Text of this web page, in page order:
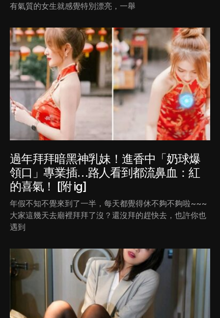
有氣質的女生就感覺特別漂亮，一舉
過年拜拜暗黑神乳妹！進香中「奶球爆
領口」專業插…路人看到都流鼻血：紅
的喜氣！ [附 ig]
年假不知不覺來到了一半，每天都覺得休不夠不夠啦~~~
大家這幾天去廟裡拜拜了沒？還沒拜的趕快去，也許你也
遇到